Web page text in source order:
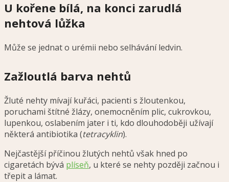
U kořene bílá, na konci zarudlá
nehtová lůžka
Může se jednat o urémii nebo selhávání ledvin.
Zažloutlá barva nehtů
Žluté nehty mívají kuřáci, pacienti s žloutenkou,
poruchami štítné žlázy, onemocněním plic, cukrovkou,
lupenkou, oslabením jater i ti, kdo dlouhodoběji užívají
některá antibiotika (tetracyklin).
Nejčastější příčinou žlutých nehtů však hned po
cigaretách bývá plíseň, u které se nehty později začnou i
třepit a lámat.